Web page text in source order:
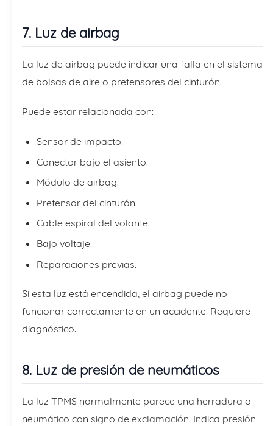
7. Luz de airbag
La luz de airbag puede indicar una falla en el sistema
de bolsas de aire o pretensores del cinturón.
Puede estar relacionada con:
Sensor de impacto.
Conector bajo el asiento.
Módulo de airbag.
Pretensor del cinturón.
Cable espiral del volante.
Bajo voltaje.
Reparaciones previas.
Si esta luz está encendida, el airbag puede no
funcionar correctamente en un accidente. Requiere
diagnóstico.
8. Luz de presión de neumáticos
La luz TPMS normalmente parece una herradura o
neumático con signo de exclamación. Indica presión